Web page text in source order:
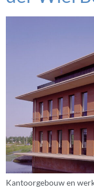
Kantoorgebouw en